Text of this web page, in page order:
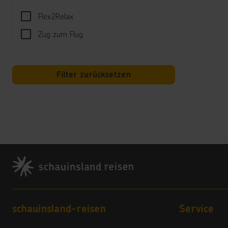
Flex2Relax
Zug zum Flug
Filter zurücksetzen
Footer
Footer navigation
schauinsland-reisen Service